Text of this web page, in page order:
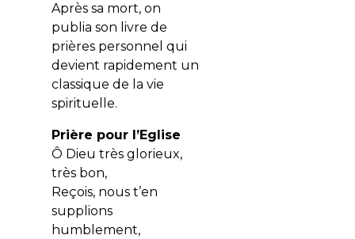
Après sa mort, on
publia son livre de
prières personnel qui
devient rapidement un
classique de la vie
spirituelle.
Prière pour l’Eglise
Ô Dieu très glorieux,
très bon,
Reçois, nous t’en
supplions
humblement,